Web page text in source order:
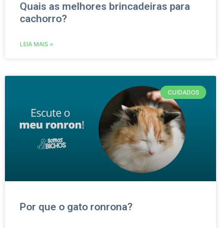
Quais as melhores brincadeiras para
cachorro?
LEIA MAIS »
CUIDADOS
Por que o gato ronrona?